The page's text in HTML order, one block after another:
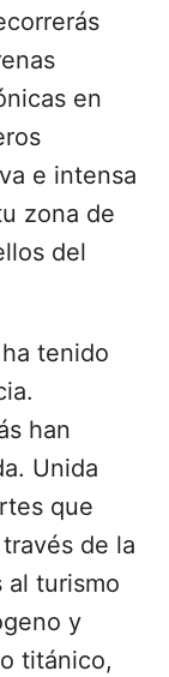
en
e intensa
zona de
del
tenido
han
Unida
que
de la
al turismo
y
titánico,